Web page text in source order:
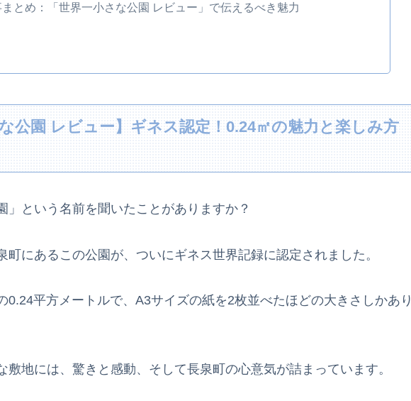
とめ：「世界一小さな公園 レビュー」で伝えるべき魅力
な公園 レビュー】ギネス認定！0.24㎡の魅力と楽しみ方
」という名前を聞いたことがありますか？
町にあるこの公園が、ついにギネス世界記録に認定されました。
0.24平方メートルで、A3サイズの紙を2枚並べたほどの大きさしかあり
敷地には、驚きと感動、そして長泉町の心意気が詰まっています。